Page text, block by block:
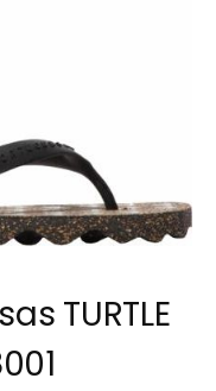
TURTLE